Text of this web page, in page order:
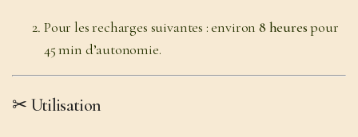
Pour les recharges suivantes : environ 8 heurespour
45 min d’autonomie.
✂ Utilisation